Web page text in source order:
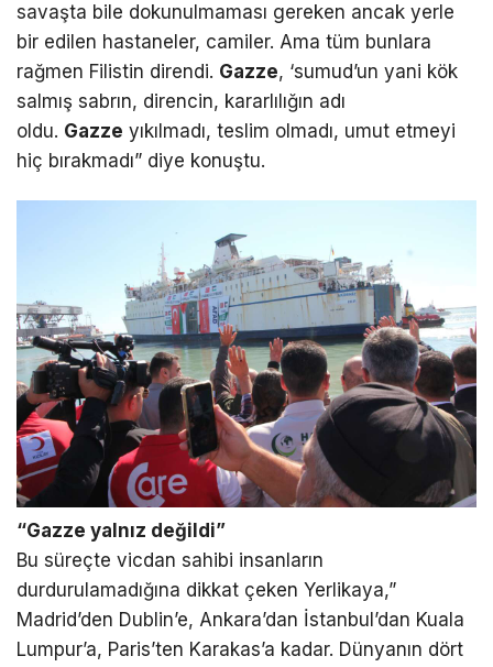
savaşta bile dokunulmaması gereken ancak yerle
bir edilen hastaneler, camiler. Ama tüm bunlara
rağmen Filistin direndi. Gazze, ‘sumud’un yani kök
salmış sabrın, direncin, kararlılığın adı
oldu. Gazze yıkılmadı, teslim olmadı, umut etmeyi
hiç bırakmadı” diye konuştu.
“Gazze yalnız değildi”
Bu süreçte vicdan sahibi insanların
durdurulamadığına dikkat çeken Yerlikaya,”
Madrid’den Dublin’e, Ankara’dan İstanbul’dan Kuala
Lumpur’a, Paris’ten Karakas’a kadar. Dünyanın dört